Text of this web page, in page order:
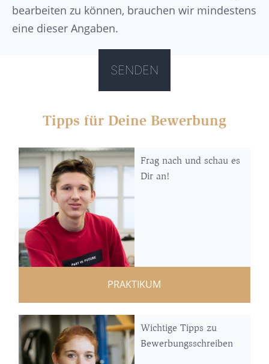
bearbeiten zu können, brauchen wir mindestens
eine dieser Angaben.
Tipps für Deine Bewerbung
Frag nach und schau es
Dir an!
PRAKTIKUM
Wichtige Tipps zu
Bewerbungsschreiben